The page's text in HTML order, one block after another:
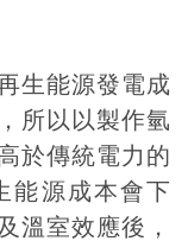
生能源發電成
所以以製作氫
於傳統電力的
能源成本會下
溫室效應後，